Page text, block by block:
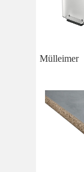
Mülleimer